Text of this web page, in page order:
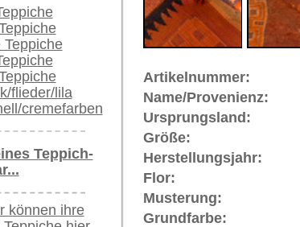
Dies ist ein Nomaden-Teppich.Das Wort "Nomade" ist
"nemein" = weiden. Nomaden sind wandernde Völker, Hirten,
dünn besiedelten Gebieten Asiens und Nordafrikas ziehen sie
gesamten Hausrat und Zelten zu immer neuen Weideplätzen.
bereits mit unterschiedlichem Erfolg sesshaft zu machen.
Stämme, die mit ihren Knüpfarbeiten wesentlich zum
während die Männer Vieh züchten oder jagen.
sehr beliebt. Dabei werden jedoch aufgrund der Umstände
Zeichnung eher außer acht gelassen, was dem
verleiht und ihn umso beliebter macht. Die handversponnene
Naturfarbstoffen (Pflanzenfarben) eingefärbt.
Teppiche.tv - große moderne Teppiche |
riesige Auswahl
Kundenservice: